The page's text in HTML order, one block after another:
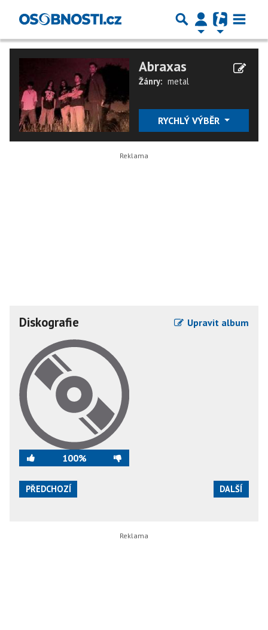
Abraxas
Žánry: metal
RYCHLÝ VÝBĚR
Diskografie Upravit album
100%
PŘEDCHOZÍ DALŠÍ